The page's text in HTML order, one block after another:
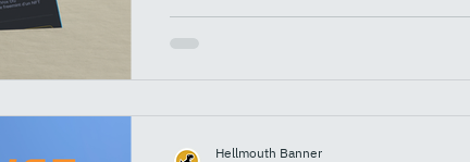
Comme vous le savez, DinoVox et le
partenaires du PICS et se
Hellmouth Banner